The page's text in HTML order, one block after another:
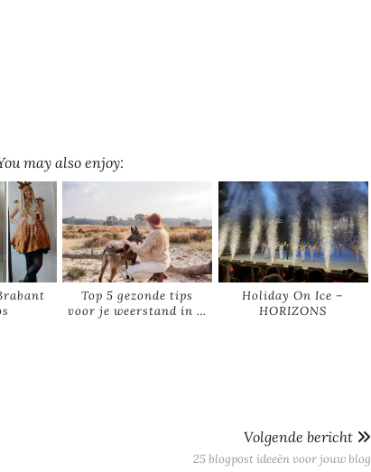
may also enjoy:
Top 5 gezonde tips
voor je weerstand in …
Holiday On Ice –
HORIZONS
Volgende bericht
25 blogpost ideeën voor jouw blog